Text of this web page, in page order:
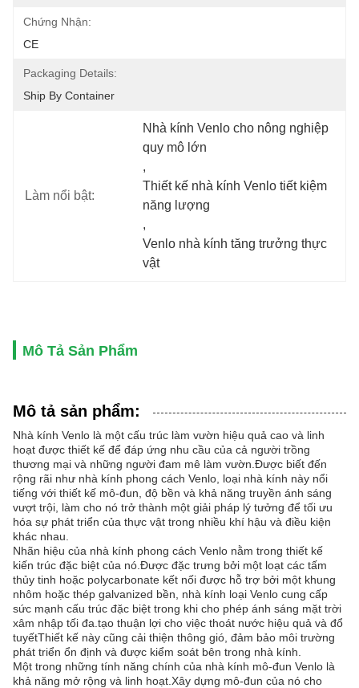
Chứng Nhận:
CE
Packaging Details:
Ship By Container
Làm nổi bật:
Nhà kính Venlo cho nông nghiệp
quy mô lớn
,
Thiết kế nhà kính Venlo tiết kiệm
năng lượng
,
Venlo nhà kính tăng trưởng thực
vật
Mô Tả Sản Phẩm
Mô tả sản phẩm:
Nhà kính Venlo là một cấu trúc làm vườn hiệu quả cao và linh
hoạt được thiết kế để đáp ứng nhu cầu của cả người trồng
thương mại và những người đam mê làm vườn.Được biết đến
rộng rãi như nhà kính phong cách Venlo, loại nhà kính này nổi
tiếng với thiết kế mô-đun, độ bền và khả năng truyền ánh sáng
vượt trội, làm cho nó trở thành một giải pháp lý tưởng để tối ưu
hóa sự phát triển của thực vật trong nhiều khí hậu và điều kiện
khác nhau.
Nhãn hiệu của nhà kính phong cách Venlo nằm trong thiết kế
kiến trúc đặc biệt của nó.Được đặc trưng bởi một loạt các tấm
thủy tinh hoặc polycarbonate kết nối được hỗ trợ bởi một khung
nhôm hoặc thép galvanized bền, nhà kính loại Venlo cung cấp
sức mạnh cấu trúc đặc biệt trong khi cho phép ánh sáng mặt trời
xâm nhập tối đa.tạo thuận lợi cho việc thoát nước hiệu quả và đổ
tuyếtThiết kế này cũng cải thiện thông gió, đảm bảo môi trường
phát triển ổn định và được kiểm soát bên trong nhà kính.
Một trong những tính năng chính của nhà kính mô-đun Venlo là
khả năng mở rộng và linh hoạt.Xây dựng mô-đun của nó cho